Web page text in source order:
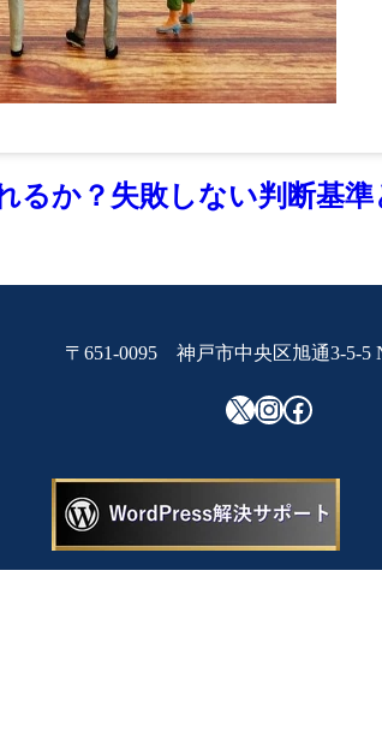
るか？失敗しない判断基準
〒651-0095 神戸市中央区旭通3-5-5
X Instagram
Facebook